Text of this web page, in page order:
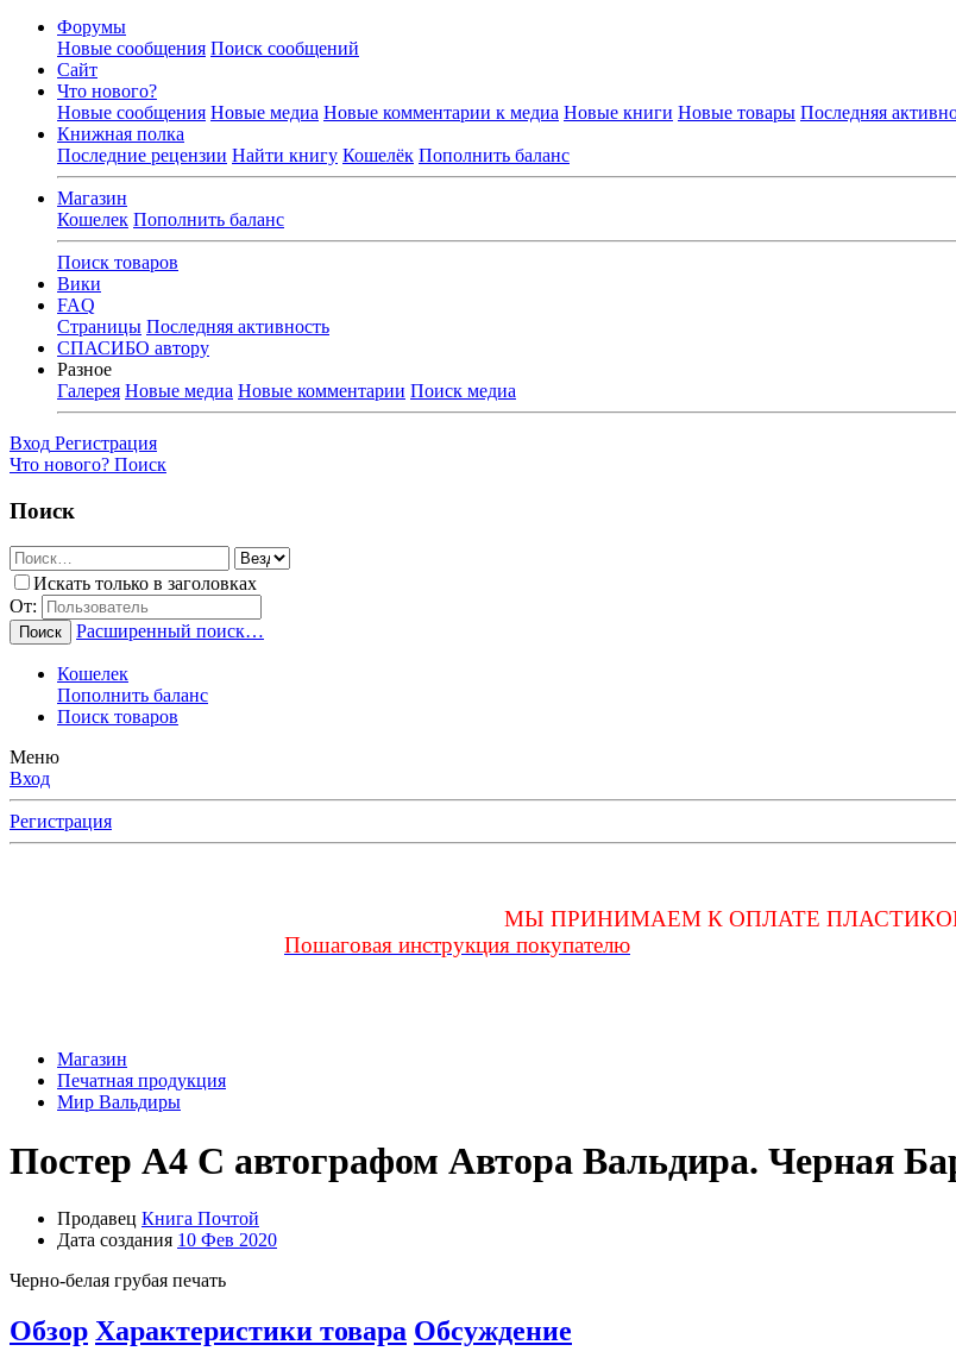
Форумы
Новые сообщения Поиск сообщений
Сайт
Что нового?
Новые сообщения Новые медиа Новые комментарии к медиа Новые книги Новые товары Последняя
Книжная полка
Последние рецензии Найти книгу Кошелёк Пополнить баланс
Магазин
Кошелек Пополнить баланс
Поиск товаров
Вики
FAQ
Страницы Последняя активность
СПАСИБО автору
Разное
Галерея Новые медиа Новые комментарии Поиск медиа
Вход Регистрация
Что нового? Поиск
Поиск
Искать только в заголовках
От:
Поиск Расширенный поиск…
Кошелек
Пополнить баланс
Поиск товаров
Меню
Вход
Регистрация
МЫ ПРИНИМАЕМ К ОПЛАТЕ
Пошаговая инструкция покупателю
Магазин
Печатная продукция
Мир Вальдиры
Постер А4 С автографом Автора Вальдира. Черная
Продавец Книга Почтой
Дата создания 10 Фев 2020
Черно-белая грубая печать
Обзор Характеристики товара Обсуждение